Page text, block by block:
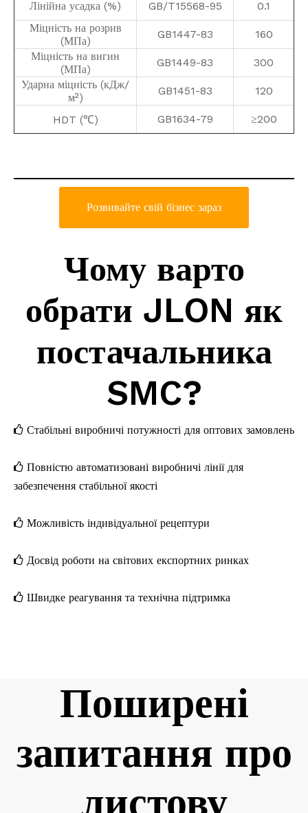
Лінійна усадка (%) GB/T15568-95
0.1
Міцність на розрив
(МПа)
GB1447-83
160
Міцність на вигин
(МПа)
GB1449-83
300
Ударна міцність (кДж/
м²)
GB1451-83 120
HDT (℃) GB1634-79 ≥200
Розвивайте свій бізнес зараз
Чому варто
обрати JLON як
постачальника
SMC?
 Стабільні виробничі потужності для оптових замовлень
 Повністю автоматизовані виробничі лінії для
забезпечення стабільної якості
 Можливість індивідуальної рецептури
 Досвід роботи на світових експортних ринках
 Швидке реагування та технічна підтримка
Поширені
запитання про
листову